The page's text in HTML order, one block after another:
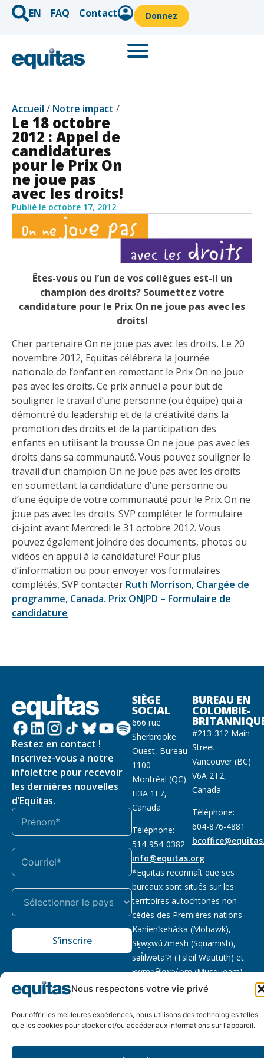
Nous respectons votre vie privé
Pour offrir les meilleures expériences, nous utilisons des technologies telles
que les cookies pour stocker et/ou accéder aux informations sur l'appareil.
EN FAQ Contact Donnez
Accueil / Notre impact /
Le 18 octobre
2012 : Appel de
candidatures
pour le Prix On
ne joue pas
avec les droits!
Publié le octobre 17, 2012
Êtes-vous ou l’un de vos collègues est-il un
champion des droits? Soumettez votre
candidature pour le Prix On ne joue pas avec les
droits!
Cher partenaire On ne joue pas avec les droits, Le 20
novembre 2012, Equitas célébrera la Journée
nationale de l’enfant en remettant le Prix On ne joue
pas avec les droits. Ce prix annuel a pour but de
souligner le travail d’une personne (ou équipe) qui a
démontré du leadership et de la créativité dans la
promotion des droits et de la participation des
enfants en utilisant la trousse On ne joue pas avec les
droits dans sa communauté. Vous pouvez souligner le
travail d’un champion On ne joue pas avec les droits
en soumettant la candidature d’une personne ou
d’une équipe de votre communauté pour le Prix On ne
joue pas avec les droits. SVP compléter le formulaire
ci-joint avant Mercredi le 31 octobre 2012. Vous
pouvez également joindre des documents, photos ou
vidéos en appui à la candidature! Pour plus
d’information ou pour envoyer vos formulaires
complétés, SVP contacter Ruth Morrison, Chargée de
programme, Canada. Prix ONJPD – Formulaire de
candidature
Restez en contact !
Inscrivez-vous à notre
infolettre pour recevoir
les dernières nouvelles
d’Equitas.
S’inscrire
SIÈGE
SOCIAL
666 rue
Sherbrooke
Ouest, Bureau
1100
Montréal (QC)
H3A 1E7,
Canada
Téléphone:
514-954-0382
info@equitas.org
BUREAU EN
COLOMBIE-
#213-312 Main
Street
Vancouver (BC)
V6A 2T2,
Canada
Téléphone:
604-876-4881
*Equitas reconnaît que ses
bureaux sont situés sur les
territoires autochtones non
cédés des Premières nations
Kanien’kehá:ka (Mohawk),
Sḵwx̱wú7mesh (Squamish),
səl̓ilwətaɁɬ (Tsleil Waututh) et
xwməθkwəy̓əm (Musqueam).
Lire la suite
Notre politique
de
confidentialité
Organisme de
bienfaisance enregistré:
118833292RR0001
2026 © Equitas – Tous
droits réservés, site par